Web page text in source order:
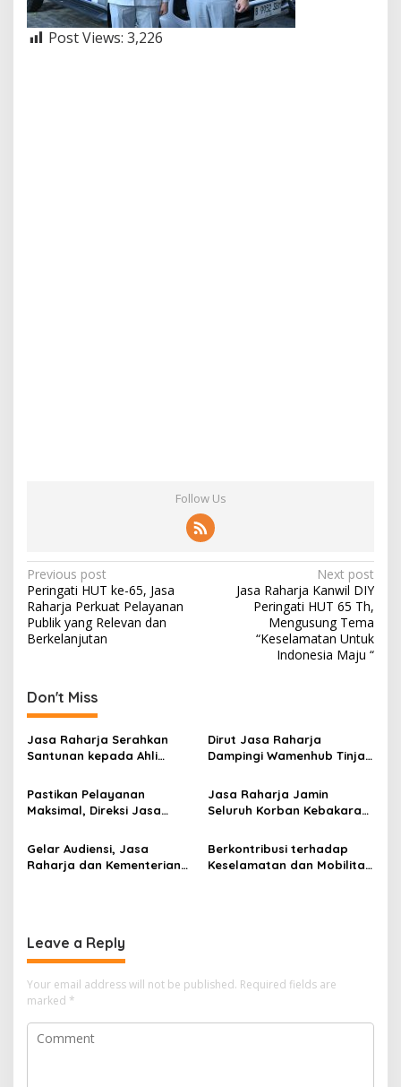
Post Views: 3,226
Follow Us
Post
navigation
Previous post
Peringati HUT ke-65, Jasa
Raharja Perkuat Pelayanan
Publik yang Relevan dan
Berkelanjutan
Next post
Jasa Raharja Kanwil DIY
Peringati HUT 65 Th,
Mengusung Tema
“Keselamatan Untuk
Indonesia Maju “
Don't Miss
Jasa Raharja Serahkan
Santunan kepada Ahli
KM Mutiara Sentosa II
Dirut Jasa Raharja
Dampingi Wamenhub Tinjau
Mutiara Sentosa II di RS
PHC Surabaya
Pastikan Pelayanan
Maksimal, Direksi Jasa
Kebakaran KM Mutiara
Sentosa II
Jasa Raharja Jamin
Seluruh Korban Kebakaran
Perairan Sumenep
Gelar Audiensi, Jasa
Raharja dan Kementerian
Berkontribusi terhadap
Keselamatan dan Mobilitas
Leave a Reply
Your email address will not be published. Required fields are
marked *